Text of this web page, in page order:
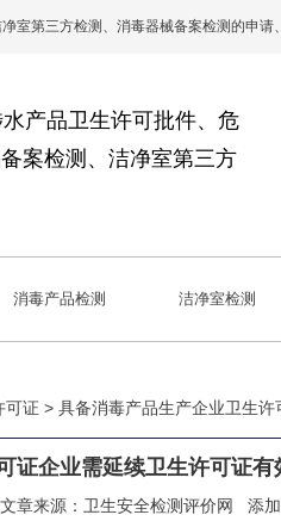
室第三方检测、消毒器械备案检测的申请
产品卫生许可批件、危
案检测、洁净室第三方
消毒产品检测 洁净室检测
可证 > 具备消毒产品生产企业卫生
证企业需延续卫生许可证
章来源： 卫生安全检测评价网 添加